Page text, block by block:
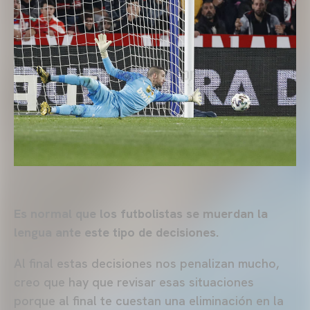
Es normal que los futbolistas se muerdan la
lengua ante este tipo de decisiones.
Al final estas decisiones nos penalizan mucho,
creo que hay que revisar esas situaciones
porque al final te cuestan una eliminación en la